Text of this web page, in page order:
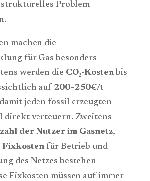
Problem
machen die
für Gas besonders
werden die CO₂-Kostenbis
auf 200–250€/t
jeden fossil erzeugten
direkt verteuern. Zweitens
der Nutzer im Gasnetz,
Fixkostenfür Betrieb und
des Netzes bestehen
Fixkosten müssen auf immer